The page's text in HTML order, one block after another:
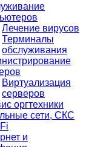
Лечение вирусов
Терминалы
обслуживания
Виртуализация
серверов
оргтехники
сети, СКС
и